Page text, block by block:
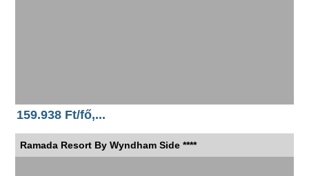
159.938 Ft/fő,...
Ramada Resort By Wyndham Side ****